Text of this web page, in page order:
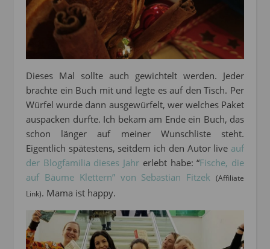
Dieses Mal sollte auch gewichtelt werden. Jeder
brachte ein Buch mit und legte es auf den Tisch. Per
Würfel wurde dann ausgewürfelt, wer welches Paket
auspacken durfte. Ich bekam am Ende ein Buch, das
schon länger auf meiner Wunschliste steht.
Eigentlich spätestens, seitdem ich den Autor live auf
der Blogfamilia dieses Jahr erlebt habe: “Fische, die
auf Bäume Klettern” von Sebastian Fitzek (Affiliate
Link). Mama ist happy.